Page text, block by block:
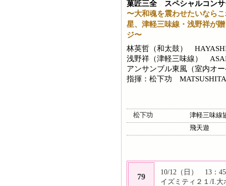
菓匠三全 スペシャルコンサ
〜大和魂を震わせたいなら
星、津軽三味線・浅野祥が
ジ〜
林英哲（和太鼓）
浅野祥（津軽三味線）
アンサンブル東風（室内オ
指揮：松下功
松下功
津軽三味線
飛天遊
79
10/12（日） 13：
イズミティ２１/I.大